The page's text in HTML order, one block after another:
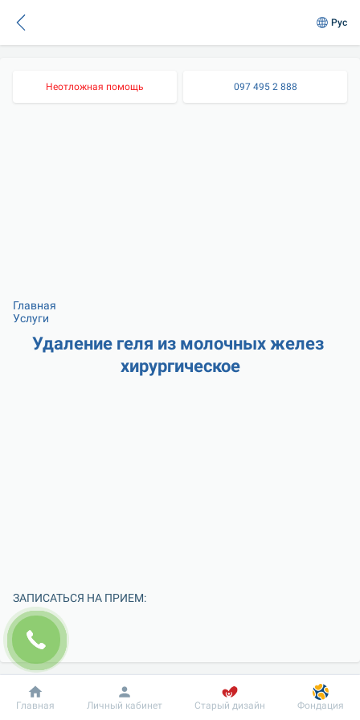
Рус
Неотложная помощь 097 495 2 888
Главная
Услуги
Удаление геля из молочных желез
хирургическое
ЗАПИСАТЬСЯ НА ПРИЕМ:
Добробут Информация Пациенту
Главная Личный кабинет Старый дизайн Фондация